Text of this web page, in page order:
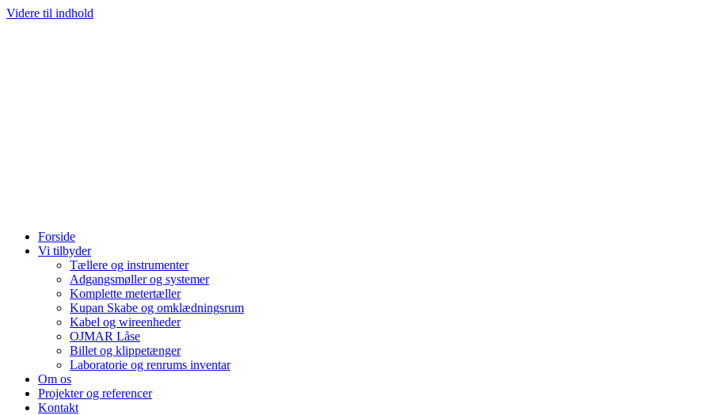
Videre til indhold
Forside
Vi tilbyder
Tællere og instrumenter
Adgangsmøller og systemer
Komplette metertæller
Kupan Skabe og omklædningsrum
Kabel og wireenheder
OJMAR Låse
Billet og klippetænger
Laboratorie og renrums inventar
Om os
Projekter og referencer
Kontakt